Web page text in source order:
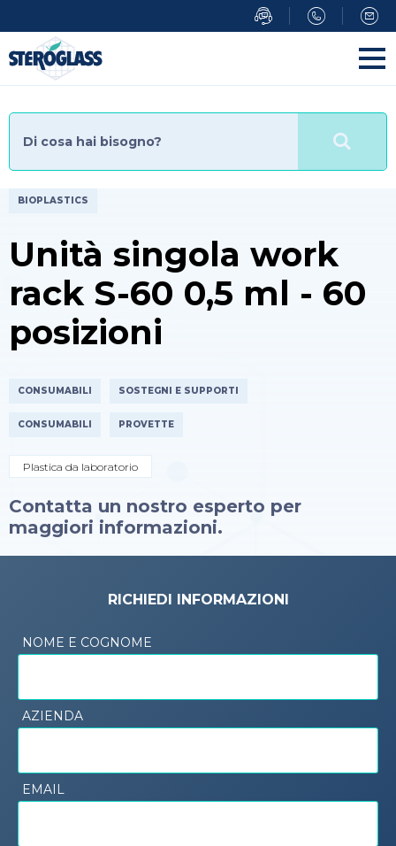
al
contenuto
principale
BIOPLASTICS
Unità singola work
rack S-60 0,5 ml - 60
posizioni
CONSUMABILI SOSTEGNI E SUPPORTI
CONSUMABILI PROVETTE
Plastica da laboratorio
Contatta un nostro esperto per
maggiori informazioni.
RICHIEDI INFORMAZIONI
NOME E COGNOME
AZIENDA
EMAIL